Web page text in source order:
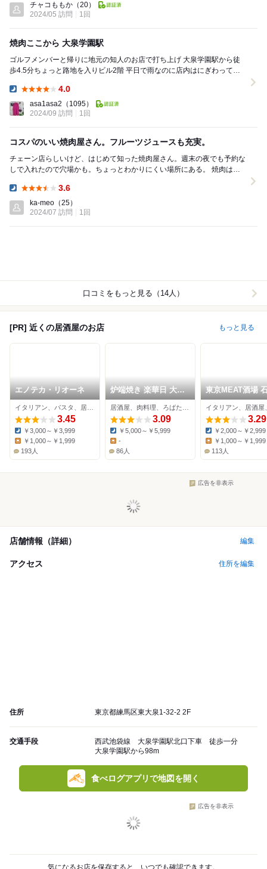
チャコももか （20）
2024/05 訪問
1回
焼肉ここから 大泉学園駅
ゴルフメンバーと帰りに地元の知人のお店で打ち上げ 大泉学園駅から徒
歩4.5分ちょっと路地を入りビル2階 平日で雨なのに店内はにぎわってま
4.0
asa1asa2 （1095）
2024/09 訪問
1回
コスパのいい焼肉屋さん。フルーツジュースも充実。
チェーン店らしいけど、はじめて知った焼肉屋さん。週末の夜でも予約な
しで入れたので穴場かも。ちょっとわかりにくい場所にある。 焼肉は上
3.6
ka-meo （25）
2024/07 訪問
1回
口コミをもっと見る（14人）
[PR] 近くの居酒屋のお店 もっと見る
エノテカ・リオーネ
3.45
Dinner:
￥3,000～￥3,999
￥1,000～￥1,999
193人
炉端焼き 楽華日 大泉
邸 海鮮 個室 居酒屋
3.09
Dinner:
￥5,000～￥5,999
Lunch:
-
86人
東京MEAT酒場
井公園店
3.29
Dinner:
￥2,000～￥2,999
￥1,000～￥1,999
113人
広告を非表示
店舗情報（詳細） 編集
アクセス 住所を編集
住所 東京都練馬区東大泉1-32-2 2F
交通手段
西武池袋線 大泉学園駅北口下車 徒歩一分
大泉学園駅から98m
食べログアプリで地図を開く
広告を非表示